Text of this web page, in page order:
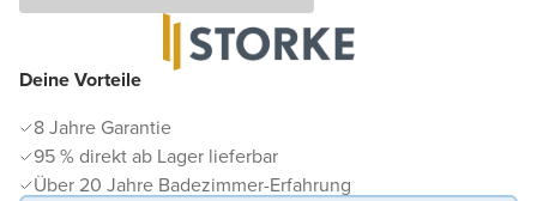
Deine Vorteile
8 Jahre Garantie
95 % direkt ab Lager lieferbar
Über 20 Jahre Badezimmer-Erfahrung